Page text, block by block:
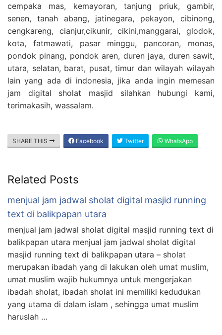
cempaka mas, kemayoran, tanjung priuk, gambir,
senen, tanah abang, jatinegara, pekayon, cibinong,
cengkareng, cianjur,cikunir, cikini,manggarai, glodok,
kota, fatmawati, pasar minggu, pancoran, monas,
pondok pinang, pondok aren, duren jaya, duren sawit,
utara, selatan, barat, pusat, timur dan wilayah wilayah
lain yang ada di indonesia, jika anda ingin memesan
jam digital sholat masjid silahkan hubungi kami,
terimakasih, wassalam.
SHARE THIS Facebook Twitter WhatsApp
Related Posts
menjual jam jadwal sholat digital masjid running
text di balikpapan utara
menjual jam jadwal sholat digital masjid running text di
balikpapan utara menjual jam jadwal sholat digital
masjid running text di balikpapan utara – sholat
merupakan ibadah yang di lakukan oleh umat muslim,
umat muslim wajib hukumnya untuk mengerjakan
ibadah sholat, ibadah sholat ini memiliki kedudukan
yang utama di dalam islam , sehingga umat muslim
haruslah …